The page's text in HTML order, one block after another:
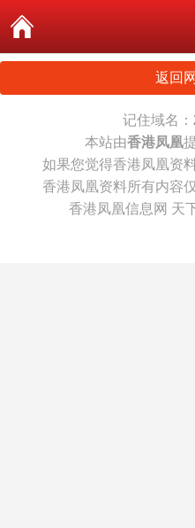
返回
记住域名：
本站由香港凤凰
如果您觉得香港凤凰资
香港凤凰资料所有内容
香港凤凰信息网 天